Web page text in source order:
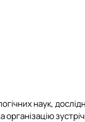
наук,
організацію